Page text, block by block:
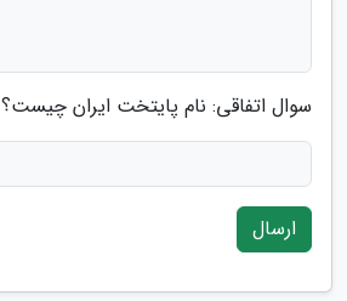
سوال اتفاقی: نام پایتخت ایران چیست؟
ارسال